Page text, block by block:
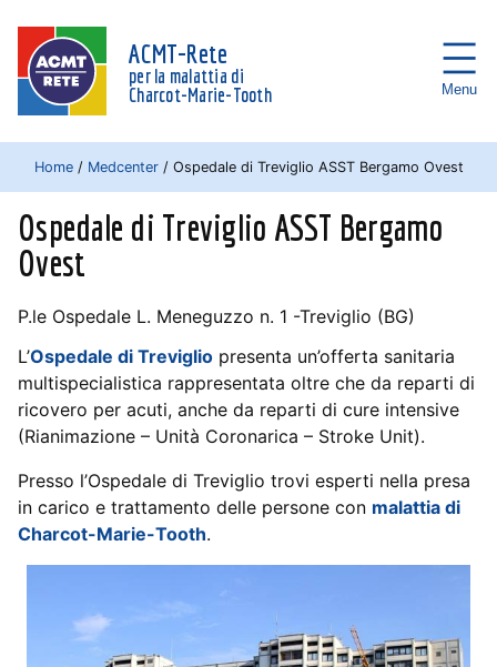
ACMT-Rete
per la malattia di
Charcot-Marie-Tooth
Menu
Home/ Medcenter/ Ospedale di Treviglio ASST Bergamo Ovest
Ospedale di Treviglio ASST Bergamo
Ovest
P.le Ospedale L. Meneguzzo n. 1 -Treviglio (BG)
L’Ospedale di Treviglio presenta un’offerta sanitaria
multispecialistica rappresentata oltre che da reparti di
ricovero per acuti, anche da reparti di cure intensive
(Rianimazione – Unità Coronarica – Stroke Unit).
Presso l’Ospedale di Treviglio trovi esperti nella presa
in carico e trattamento delle persone con malattia di
Charcot-Marie-Tooth.